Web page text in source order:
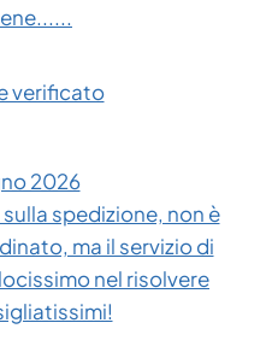
verificato
2026
spedizione, non è
ma il servizio di
nel risolvere